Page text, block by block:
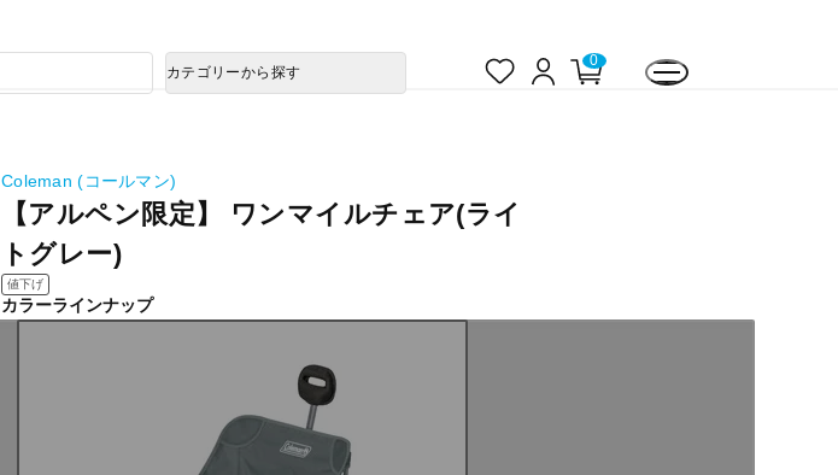
ロ
0
カテゴリーから探す
Coleman (コールマン)
【アルペン限定】 ワンマイルチェア(ライ
トグレー)
値下げ
カラーラインナップ